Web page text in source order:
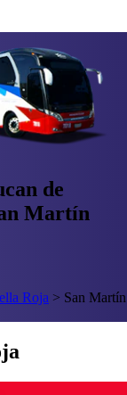
de
Martín
Roja > San Martín